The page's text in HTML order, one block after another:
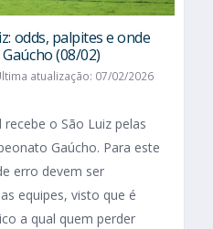
odds, palpites e onde
(08/02)
atualização: 07/02/2026
o São Luiz pelas
Gaúcho. Para este
erro devem ser
equipes, visto que é
a qual quem perder